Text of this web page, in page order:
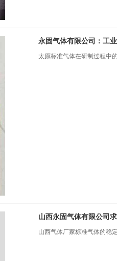
永固气体有限公司：工
太原标准气体在研制过程中
山西永固气体有限公司
山西气体厂家标准气体的稳